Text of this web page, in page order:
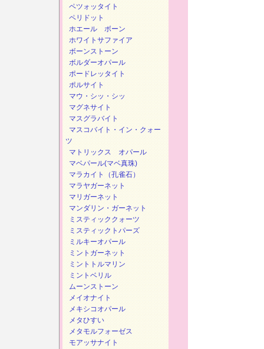
ペツォッタイト
ペリドット
ホエール ボーン
ホワイトサファイア
ボーンストーン
ボルダーオパール
ポードレッタイト
ポルサイト
マウ・シッ・シッ
マグネサイト
マスグラバイト
マスコバイト・イン・クォー
ツ
マトリックス オパール
マベパール(マベ真珠)
マラカイト（孔雀石）
マラヤガーネット
マリガーネット
マンダリン・ガーネット
ミスティッククォーツ
ミスティックトパーズ
ミルキーオパール
ミントガーネット
ミントトルマリン
ミントベリル
ムーンストーン
メイオナイト
メキシコオパール
メタひすい
メタモルフォーゼス
モアッサナイト